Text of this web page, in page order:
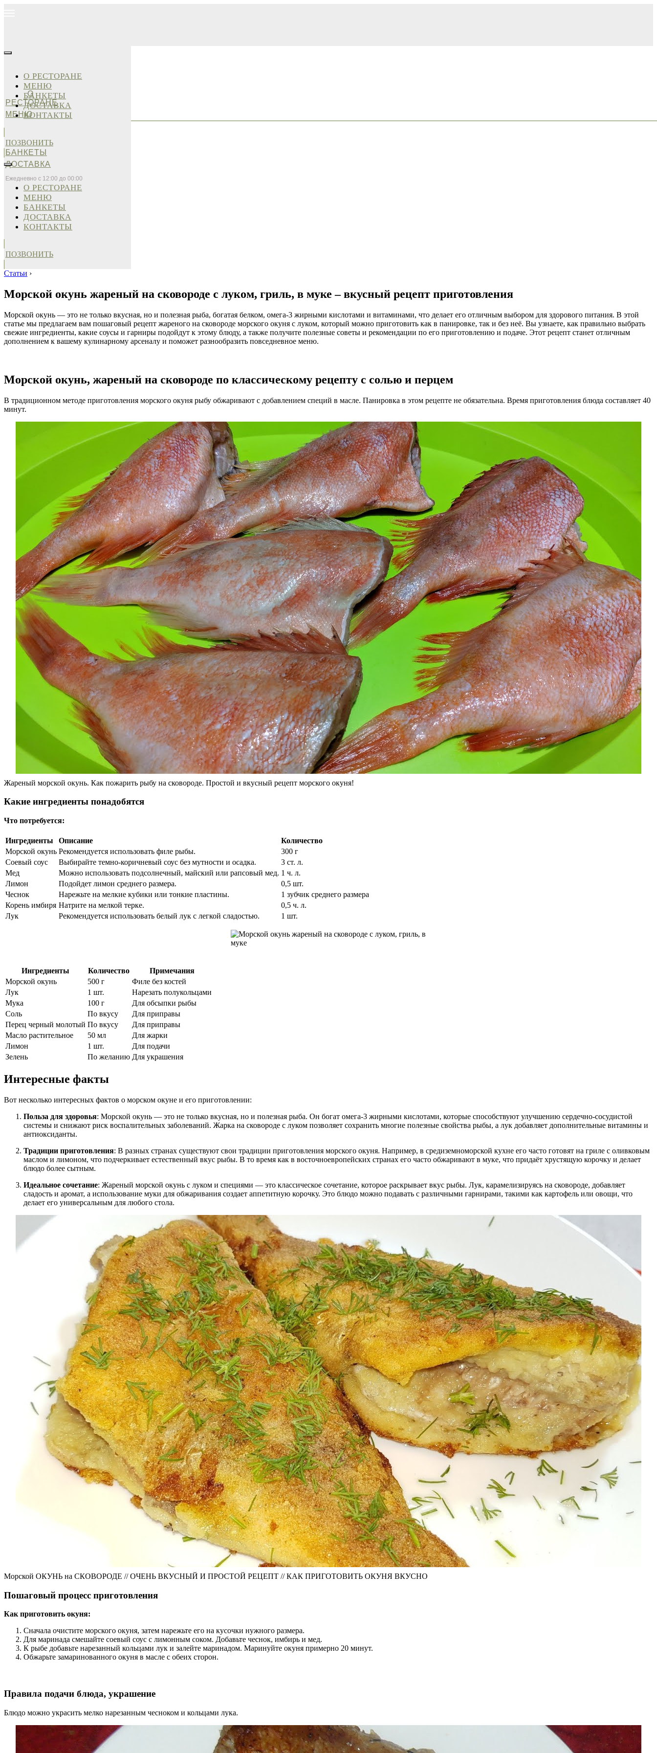
О
РЕСТОРАНЕ
МЕНЮ
БАНКЕТЫ
ДОСТАВКА
Ежедневно с 12:00 до 00:00
О РЕСТОРАНЕ
МЕНЮ
БАНКЕТЫ
ДОСТАВКА
КОНТАКТЫ
ПОЗВОНИТЬ
О РЕСТОРАНЕ
МЕНЮ
БАНКЕТЫ
ДОСТАВКА
КОНТАКТЫ
ПОЗВОНИТЬ
Статьи ›
Морской окунь жареный на сковороде с луком, гриль, в муке – вкусный рецепт приготовления
Морской окунь — это не только вкусная, но и полезная рыба, богатая белком, омега-3 жирными кислотами и витаминами, что делает его отличным выбором для здорового питания. В этой
статье мы предлагаем вам пошаговый рецепт жареного на сковороде морского окуня с луком, который можно приготовить как в панировке, так и без неё. Вы узнаете, как правильно выбрать
свежие ингредиенты, какие соусы и гарниры подойдут к этому блюду, а также получите полезные советы и рекомендации по его приготовлению и подаче. Этот рецепт станет отличным
дополнением к вашему кулинарному арсеналу и поможет разнообразить повседневное меню.
Морской окунь, жареный на сковороде по классическому рецепту с солью и перцем
В традиционном методе приготовления морского окуня рыбу обжаривают с добавлением специй в масле. Панировка в этом рецепте не обязательна. Время приготовления блюда составляет 40
минут.
Жареный морской окунь. Как пожарить рыбу на сковороде. Простой и вкусный рецепт морского окуня!
Какие ингредиенты понадобятся
Что потребуется:
Ингредиенты Описание
Количество
Морской окунь Рекомендуется использовать филе рыбы.
300 г
Соевый соус
Выбирайте темно-коричневый соус без мутности и осадка.
3 ст. л.
Мед
Можно использовать подсолнечный, майский или рапсовый мед. 1 ч. л.
Лимон
Подойдет лимон среднего размера.
0,5 шт.
Чеснок
Нарежьте на мелкие кубики или тонкие пластины.
1 зубчик среднего размера
Корень имбиря Натрите на мелкой терке.
0,5 ч. л.
Лук
Рекомендуется использовать белый лук с легкой сладостью. 1 шт.
Ингредиенты Количество
Примечания
Морской окунь
500 г
Филе без костей
Лук
1 шт.
Нарезать полукольцами
Мука
100 г
Для обсыпки рыбы
Соль
По вкусу
Для приправы
Перец черный молотый По вкусу
Для приправы
Масло растительное
50 мл
Для жарки
Лимон
1 шт.
Для подачи
Зелень
По желанию Для украшения
Интересные факты
Вот несколько интересных фактов о морском окуне и его приготовлении:
Польза для здоровья: Морской окунь — это не только вкусная, но и полезная рыба. Он богат омега-3 жирными кислотами, которые способствуют улучшению сердечно-сосудистой
системы и снижают риск воспалительных заболеваний. Жарка на сковороде с луком позволяет сохранить многие полезные свойства рыбы, а лук добавляет дополнительные витамины и
антиоксиданты.
Традиции приготовления: В разных странах существуют свои традиции приготовления морского окуня. Например, в средиземноморской кухне его часто готовят на гриле с оливковым
маслом и лимоном, что подчеркивает естественный вкус рыбы. В то время как в восточноевропейских странах его часто обжаривают в муке, что придаёт хрустящую корочку и делает
блюдо более сытным.
Идеальное сочетание: Жареный морской окунь с луком и специями — это классическое сочетание, которое раскрывает вкус рыбы. Лук, карамелизируясь на сковороде, добавляет
сладость и аромат, а использование муки для обжаривания создает аппетитную корочку. Это блюдо можно подавать с различными гарнирами, такими как картофель или овощи, что
делает его универсальным для любого стола.
Морской ОКУНЬ на СКОВОРОДЕ // ОЧЕНЬ ВКУСНЫЙ И ПРОСТОЙ РЕЦЕПТ // КАК ПРИГОТОВИТЬ ОКУНЯ ВКУСНО
Пошаговый процесс приготовления
Как приготовить окуня:
Сначала очистите морского окуня, затем нарежьте его на кусочки нужного размера.
Для маринада смешайте соевый соус с лимонным соком. Добавьте чеснок, имбирь и мед.
К рыбе добавьте нарезанный кольцами лук и залейте маринадом. Маринуйте окуня примерно 20 минут.
Обжарьте замаринованного окуня в масле с обеих сторон.
Правила подачи блюда, украшение
Блюдо можно украсить мелко нарезанным чесноком и кольцами лука.